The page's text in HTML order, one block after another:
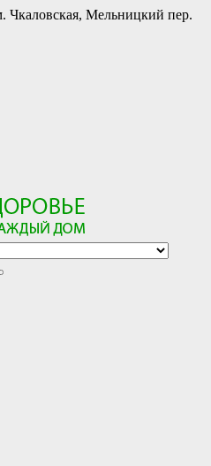
Чкаловская, Мельницкий пер.
в Москве и по всей России
официальные цены